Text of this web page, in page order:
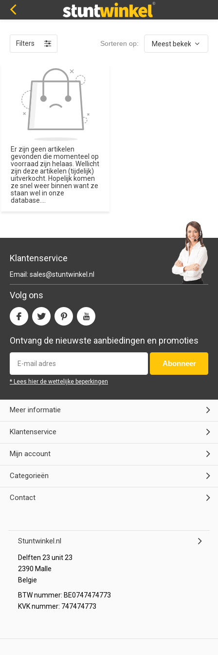
Filters Sorteren op:
Er zijn geen artikelen
gevonden die momenteel op
voorraad zijn helaas. Wellicht
zijn deze artikelen (tijdelijk)
uitverkocht. Hopelijk komen
ze snel weer binnen want ze
staan wel in onze
database....
Klantenservice
Email: sales@stuntwinkel.nl
Volg ons
Ontvang de nieuwste aanbiedingen en promoties
Abonneer
* Lees hier de wettelijke beperkingen
Meer informatie
Klantenservice
Mijn account
Categorieën
Contact
Stuntwinkel.nl
Delften 23 unit 23
2390 Malle
Belgie
BTW nummer: BE0747474773
KVK nummer: 747474773